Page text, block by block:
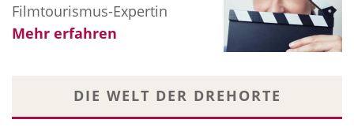
Filmtourismus-Expertin
Mehr erfahren
DIE WELT DER DREHORTE